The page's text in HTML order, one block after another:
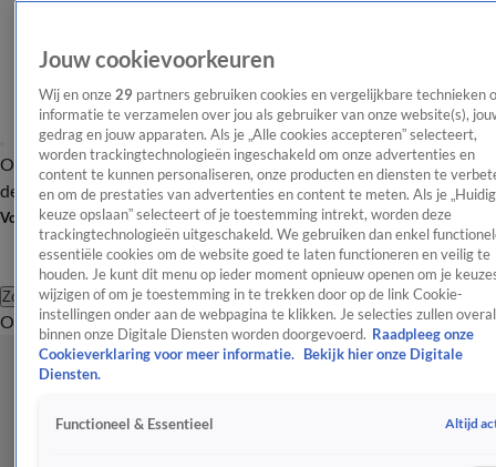
OverzichtAfleveringen Entertainment TV Algemeen
Tip
de redactieNieuwsbrief
Volg Shownieuws
Zoeken
OverzichtEntertainmentSpraakmakendRealityCrimeVideo's
Jouw cookievoorkeuren
Wij en onze 29 partners gebruiken cookies en vergelijkbare technieken
informatie te verzamelen over jou als gebruiker van onze website(s),
gedrag en jouw apparaten. Als je „Alle cookies accepteren” selecteert,
worden trackingtechnologieën ingeschakeld om onze advertenties en
content te kunnen personaliseren, onze producten en diensten te
en om de prestaties van advertenties en content te meten. Als je
keuze opslaan” selecteert of je toestemming intrekt, worden deze
trackingtechnologieën uitgeschakeld. We gebruiken dan enkel
essentiële cookies om de website goed te laten functioneren en veilig te
houden. Je kunt dit menu op ieder moment opnieuw openen om je
wijzigen of om je toestemming in te trekken door op de link Cookie-
instellingen onder aan de webpagina te klikken. Je selecties zullen overal
binnen onze Digitale Diensten worden doorgevoerd. Raadpleeg onze
Cookieverklaring voor meer informatie.
Bekijk hier onze Digitale
Diensten.
Functioneel & Essentieel Altijd